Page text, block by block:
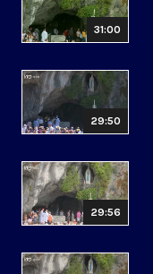
31:00
29:50
29:56